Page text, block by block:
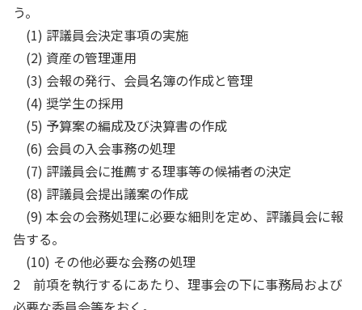
う。
(1) 評議員会決定事項の実施
(2) 資産の管理運用
(3) 会報の発行、会員名簿の作成と管理
(4) 奨学生の採用
(5) 予算案の編成及び決算書の作成
(6) 会員の入会事務の処理
(7) 評議員会に推薦する理事等の候補者の決定
(8) 評議員会提出議案の作成
(9) 本会の会務処理に必要な細則を定め、評議員会に報
告する。
(10) その他必要な会務の処理
2 前項を執行するにあたり、理事会の下に事務局および